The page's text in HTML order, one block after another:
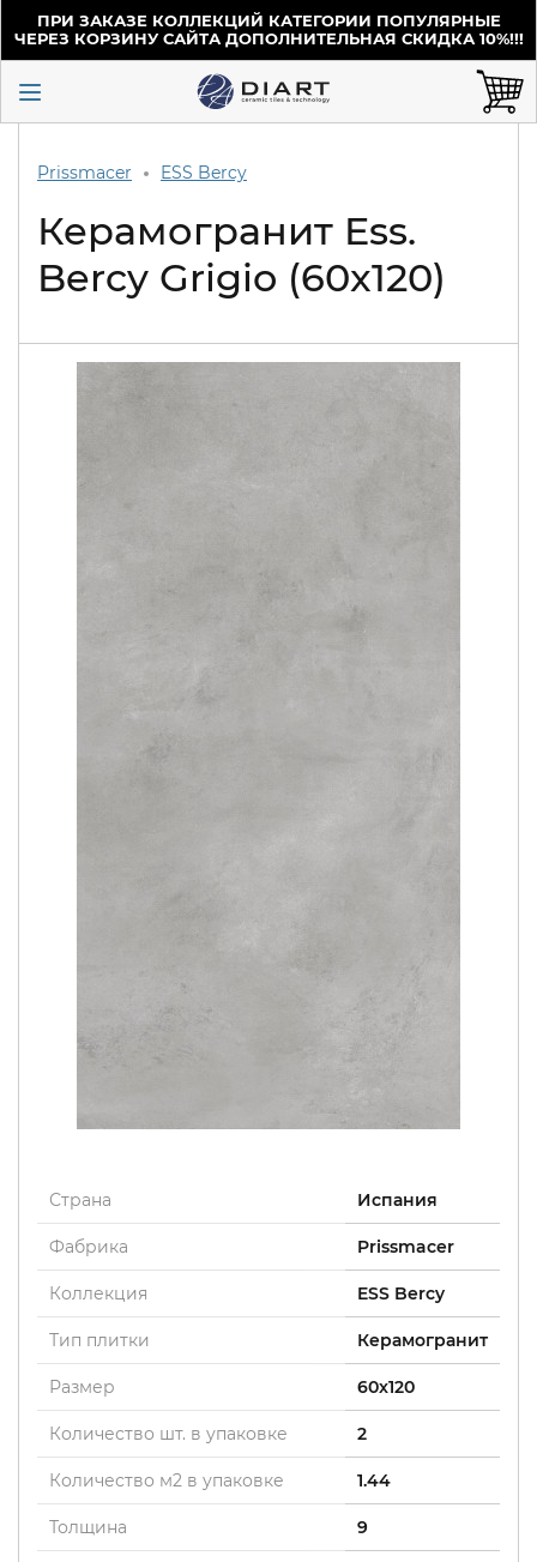
ПРИ ЗАКАЗЕ КОЛЛЕКЦИЙ КАТЕГОРИИ ПОПУЛЯРНЫЕ
ЧЕРЕЗ КОРЗИНУ САЙТА ДОПОЛНИТЕЛЬНАЯ СКИДКА 10%!!!
Prissmacer ESS Bercy
Керамогранит Ess.
Bercy Grigio (60x120)
Страна Испания
Фабрика Prissmacer
Коллекция ESS Bercy
Тип плитки Керамогранит
Размер 60x120
Количество шт. в упаковке 2
Количество м2 в упаковке 1.44
Толщина 9